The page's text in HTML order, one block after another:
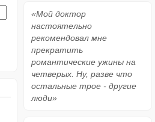
«Мой доктор
настоятельно
рекомендовал мне
прекратить
романтические ужины на
четверых. Ну, разве что
остальные трое - другие
люди»